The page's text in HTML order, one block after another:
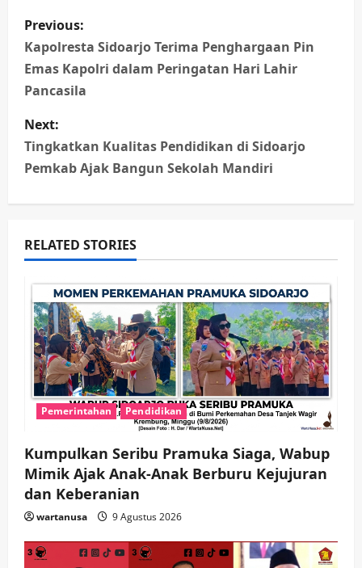
P
o
s
t
n
i
g
a
o
n
Previous:
Kapolresta Sidoarjo Terima Penghargaan Pin
Emas Kapolri dalam Peringatan Hari Lahir
Pancasila
Next:
Tingkatkan Kualitas Pendidikan di Sidoarjo
Pemkab Ajak Bangun Sekolah Mandiri
RELATED STORIES
Pemerintahan Pendidikan
Kumpulkan Seribu Pramuka Siaga, Wabup
Mimik Ajak Anak-Anak Berburu Kejujuran
dan Keberanian
wartanusa 9 Agustus 2026